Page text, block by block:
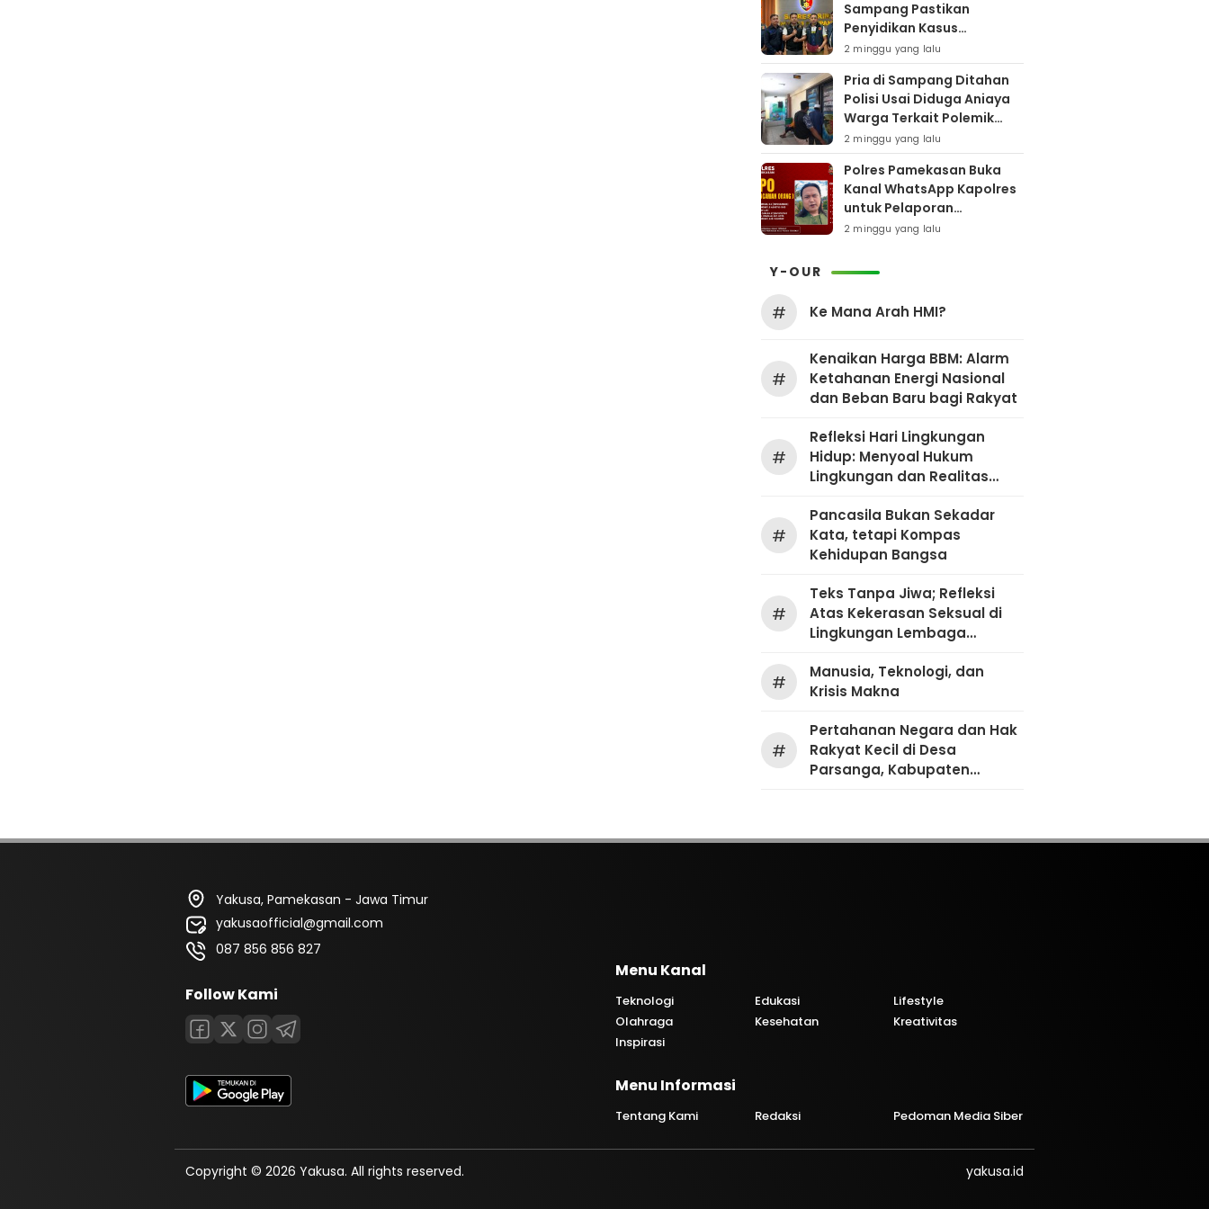
Sampang Pastikan
Penyidikan Kasus
Rudapaksa Anak Berjalan
Sesuai Fakta Hukum
2 minggu yang lalu
Pria di Sampang Ditahan
Polisi Usai Diduga Aniaya
Warga Terkait Polemik
Bansos
2 minggu yang lalu
Polres Pamekasan Buka
Kanal WhatsApp Kapolres
untuk Pelaporan
Keberadaan DPO AEF
2 minggu yang lalu
Y-OUR
# Ke Mana Arah HMI?
#
Kenaikan Harga BBM: Alarm
Ketahanan Energi Nasional
dan Beban Baru bagi Rakyat
#
Refleksi Hari Lingkungan
Hidup: Menyoal Hukum
Lingkungan dan Realitas
#
Pancasila Bukan Sekadar
Kata, tetapi Kompas
Kehidupan Bangsa
#
Teks Tanpa Jiwa; Refleksi
Atas Kekerasan Seksual di
Lingkungan Lembaga
#
Manusia, Teknologi, dan
Krisis Makna
#
Pertahanan Negara dan Hak
Rakyat Kecil di Desa
Parsanga, Kabupaten
Yakusa, Pamekasan - Jawa Timur
yakusaofficial@gmail.com
087 856 856 827
Follow Kami
Menu Kanal
Teknologi Edukasi
Lifestyle
Olahraga
Kesehatan
Kreativitas
Inspirasi
Menu Informasi
Tentang Kami Redaksi Pedoman Media Siber
Copyright © 2026 Yakusa. All rights reserved. yakusa.id